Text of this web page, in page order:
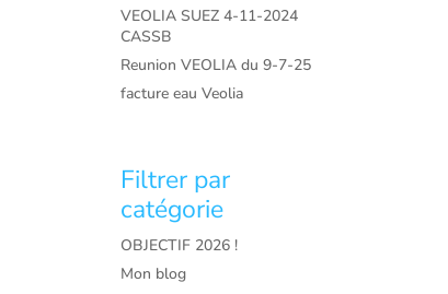
VEOLIA SUEZ 4-11-2024
CASSB
Reunion VEOLIA du 9-7-25
facture eau Veolia
Filtrer par
catégorie
OBJECTIF 2026 !
Mon blog